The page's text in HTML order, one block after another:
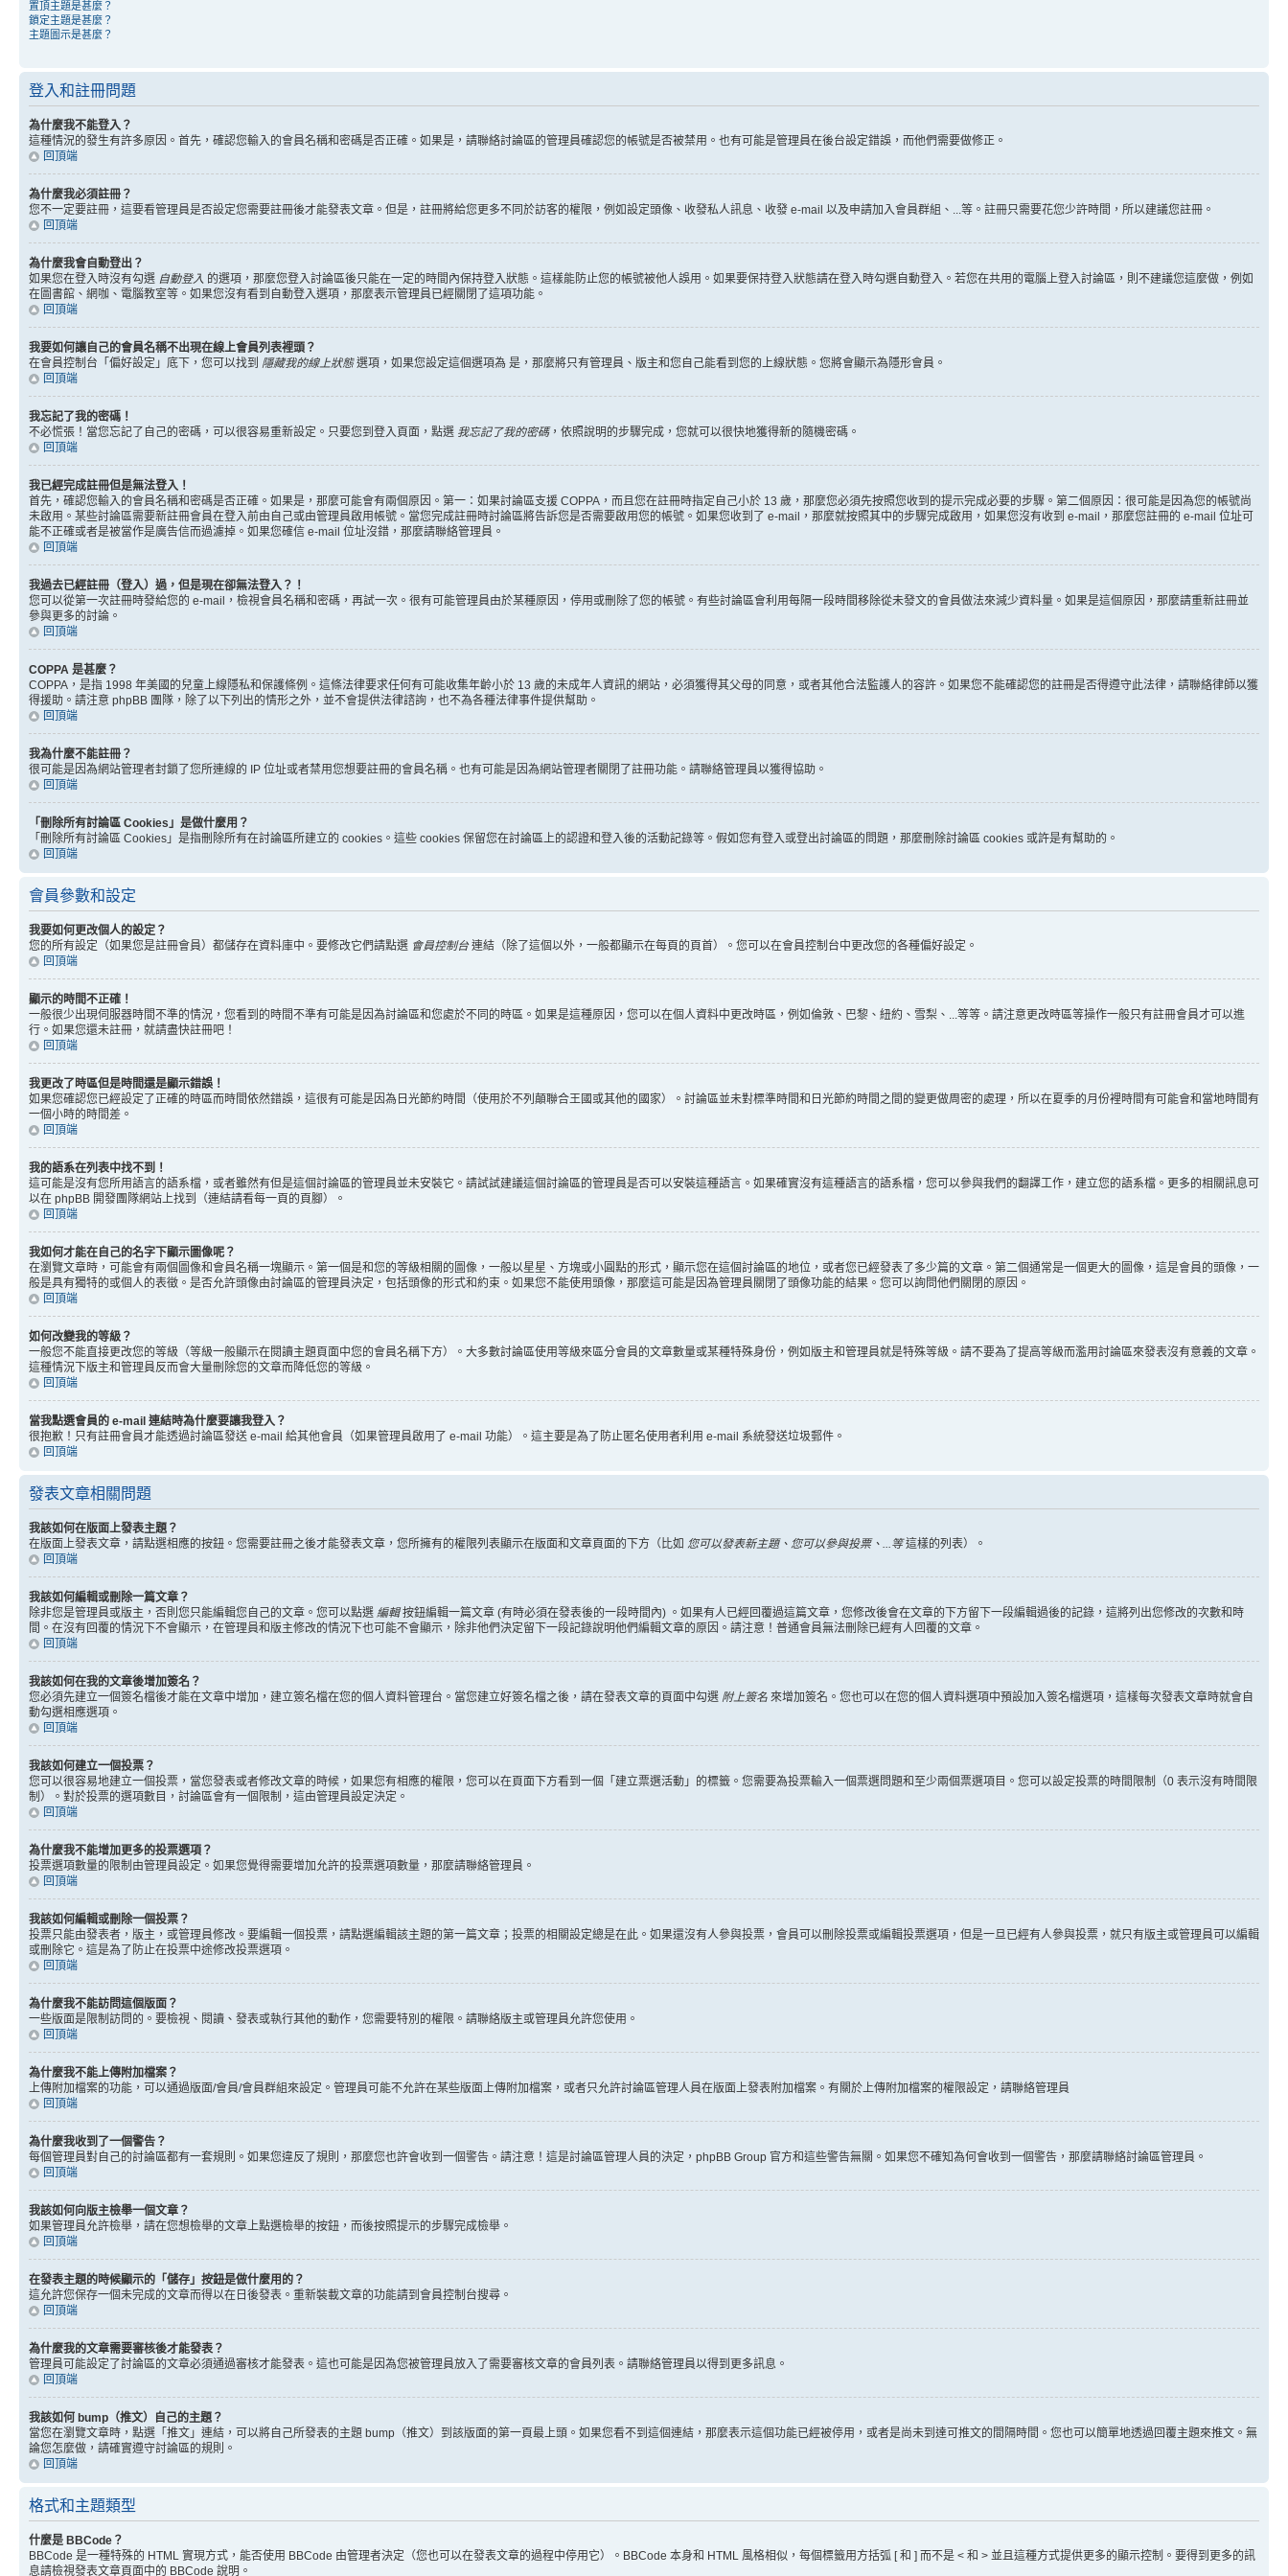
置頂主題是甚麼？
鎖定主題是甚麼？
主題圖示是甚麼？
登入和註冊問題
為什麼我不能登入？
這種情況的發生有許多原因。首先，確認您輸入的會員名稱和密碼是否正確。如果是，請聯絡討論區的管理員確認您的帳號是否被禁用。也有可能是管理員在後台設定錯誤，而他們需要做修正。
回頂端
為什麼我必須註冊？
您不一定要註冊，這要看管理員是否設定您需要註冊後才能發表文章。但是，註冊將給您更多不同於訪客的權限，例如設定頭像、收發私人訊息、收發 e-mail 以及申請加入會員群組、...等。註冊只需要花您少許時間，所以建議您註冊。
回頂端
為什麼我會自動登出？
如果您在登入時沒有勾選 自動登入 的選項，那麼您登入討論區後只能在一定的時間內保持登入狀態。這樣能防止您的帳號被他人誤用。如果要保持登入狀態請在登入時勾選自動登入。若您在共用的電腦上登入討論區，則不建議您這麼做，例如
在圖書館、網咖、電腦教室等。如果您沒有看到自動登入選項，那麼表示管理員已經關閉了這項功能。
回頂端
我要如何讓自己的會員名稱不出現在線上會員列表裡頭？
在會員控制台「偏好設定」底下，您可以找到 隱藏我的線上狀態選項，如果您設定這個選項為 是 ，那麼將只有管理員、版主和您自己能看到您的上線狀態。您將會顯示為隱形會員。
回頂端
我忘記了我的密碼！
不必慌張！當您忘記了自己的密碼，可以很容易重新設定。只要您到登入頁面，點選 我忘記了我的密碼，依照說明的步驟完成，您就可以很快地獲得新的隨機密碼。
回頂端
我已經完成註冊但是無法登入！
首先，確認您輸入的會員名稱和密碼是否正確。如果是，那麼可能會有兩個原因。第一：如果討論區支援 COPPA，而且您在註冊時指定自己小於 13 歲，那麼您必須先按照您收到的提示完成必要的步驟。第二個原因：很可能是因為您的帳號尚
未啟用。某些討論區需要新註冊會員在登入前由自己或由管理員啟用帳號。當您完成註冊時討論區將告訴您是否需要啟用您的帳號。如果您收到了 e-mail，那麼就按照其中的步驟完成啟用，如果您沒有收到 e-mail，那麼您註冊的 e-mail 位址可
能不正確或者是被當作是廣告信而過濾掉。如果您確信 e-mail 位址沒錯，那麼請聯絡管理員。
回頂端
我過去已經註冊（登入）過，但是現在卻無法登入？！
您可以從第一次註冊時發給您的 e-mail，檢視會員名稱和密碼，再試一次。很有可能管理員由於某種原因，停用或刪除了您的帳號。有些討論區會利用每隔一段時間移除從未發文的會員做法來減少資料量。如果是這個原因，那麼請重新註冊並
參與更多的討論。
回頂端
COPPA 是甚麼？
COPPA，是指 1998 年美國的兒童上線隱私和保護條例。這條法律要求任何有可能收集年齡小於 13 歲的未成年人資訊的網站，必須獲得其父母的同意，或者其他合法監護人的容許。如果您不能確認您的註冊是否得遵守此法律，請聯絡律師以獲
得援助。請注意 phpBB 團隊，除了以下列出的情形之外，並不會提供法律諮詢，也不為各種法律事件提供幫助。
回頂端
我為什麼不能註冊？
很可能是因為網站管理者封鎖了您所連線的 IP 位址或者禁用您想要註冊的會員名稱。也有可能是因為網站管理者關閉了註冊功能。請聯絡管理員以獲得協助。
回頂端
「刪除所有討論區 Cookies」是做什麼用？
「刪除所有討論區 Cookies」是指刪除所有在討論區所建立的 cookies。這些 cookies 保留您在討論區上的認證和登入後的活動記錄等。假如您有登入或登出討論區的問題，那麼刪除討論區 cookies 或許是有幫助的。
回頂端
會員參數和設定
我要如何更改個人的設定？
您的所有設定（如果您是註冊會員）都儲存在資料庫中。要修改它們請點選 會員控制台連結（除了這個以外，一般都顯示在每頁的頁首）。您可以在會員控制台中更改您的各種偏好設定。
回頂端
顯示的時間不正確！
一般很少出現伺服器時間不準的情況，您看到的時間不準有可能是因為討論區和您處於不同的時區。如果是這種原因，您可以在個人資料中更改時區，例如倫敦、巴黎、紐約、雪梨、...等等。請注意更改時區等操作一般只有註冊會員才可以進
行。如果您還未註冊，就請盡快註冊吧！
回頂端
我更改了時區但是時間還是顯示錯誤！
如果您確認您已經設定了正確的時區而時間依然錯誤，這很有可能是因為日光節約時間（使用於不列顛聯合王國或其他的國家）。討論區並未對標準時間和日光節約時間之間的變更做周密的處理，所以在夏季的月份裡時間有可能會和當地時間有
一個小時的時間差。
回頂端
我的語系在列表中找不到！
這可能是沒有您所用語言的語系檔，或者雖然有但是這個討論區的管理員並未安裝它。請試試建議這個討論區的管理員是否可以安裝這種語言。如果確實沒有這種語言的語系檔，您可以參與我們的翻譯工作，建立您的語系檔。更多的相關訊息可
以在 phpBB 開發團隊網站上找到（連結請看每一頁的頁腳）。
回頂端
我如何才能在自己的名字下顯示圖像呢？
在瀏覽文章時，可能會有兩個圖像和會員名稱一塊顯示。第一個是和您的等級相關的圖像，一般以星星、方塊或小圓點的形式，顯示您在這個討論區的地位，或者您已經發表了多少篇的文章。第二個通常是一個更大的圖像，這是會員的頭像，一
般是具有獨特的或個人的表徵。是否允許頭像由討論區的管理員決定，包括頭像的形式和約束。如果您不能使用頭像，那麼這可能是因為管理員關閉了頭像功能的結果。您可以詢問他們關閉的原因。
回頂端
如何改變我的等級？
一般您不能直接更改您的等級（等級一般顯示在閱讀主題頁面中您的會員名稱下方）。大多數討論區使用等級來區分會員的文章數量或某種特殊身份，例如版主和管理員就是特殊等級。請不要為了提高等級而濫用討論區來發表沒有意義的文章。
這種情況下版主和管理員反而會大量刪除您的文章而降低您的等級。
回頂端
當我點選會員的 e-mail 連結時為什麼要讓我登入？
很抱歉！只有註冊會員才能透過討論區發送 e-mail 給其他會員（如果管理員啟用了 e-mail 功能）。這主要是為了防止匿名使用者利用 e-mail 系統發送垃圾郵件。
回頂端
發表文章相關問題
我該如何在版面上發表主題？
在版面上發表文章，請點選相應的按鈕。您需要註冊之後才能發表文章，您所擁有的權限列表顯示在版面和文章頁面的下方（比如 您可以發表新主題、您可以參與投票、...等這樣的列表）。
回頂端
我該如何編輯或刪除一篇文章？
除非您是管理員或版主，否則您只能編輯您自己的文章。您可以點選 編輯按鈕編輯一篇文章 (有時必須在發表後的一段時間內) 。如果有人已經回覆過這篇文章，您修改後會在文章的下方留下一段編輯過後的記錄，這將列出您修改的次數和時
間。在沒有回覆的情況下不會顯示，在管理員和版主修改的情況下也可能不會顯示，除非他們決定留下一段記錄說明他們編輯文章的原因。請注意！普通會員無法刪除已經有人回覆的文章。
回頂端
我該如何在我的文章後增加簽名？
您必須先建立一個簽名檔後才能在文章中增加，建立簽名檔在您的個人資料管理台。當您建立好簽名檔之後，請在發表文章的頁面中勾選 附上簽名 來增加簽名。您也可以在您的個人資料選項中預設加入簽名檔選項，這樣每次發表文章時就會自
動勾選相應選項。
回頂端
我該如何建立一個投票？
您可以很容易地建立一個投票，當您發表或者修改文章的時候，如果您有相應的權限，您可以在頁面下方看到一個「建立票選活動」的標籤。您需要為投票輸入一個票選問題和至少兩個票選項目。您可以設定投票的時間限制（0 表示沒有時間限
制）。對於投票的選項數目，討論區會有一個限制，這由管理員設定決定。
回頂端
為什麼我不能增加更多的投票選項？
投票選項數量的限制由管理員設定。如果您覺得需要增加允許的投票選項數量，那麼請聯絡管理員。
回頂端
我該如何編輯或刪除一個投票？
投票只能由發表者，版主，或管理員修改。要編輯一個投票，請點選編輯該主題的第一篇文章；投票的相關設定總是在此。如果還沒有人參與投票，會員可以刪除投票或編輯投票選項，但是一旦已經有人參與投票，就只有版主或管理員可以編輯
或刪除它。這是為了防止在投票中途修改投票選項。
回頂端
為什麼我不能訪問這個版面？
一些版面是限制訪問的。要檢視、閱讀、發表或執行其他的動作，您需要特別的權限。請聯絡版主或管理員允許您使用。
回頂端
為什麼我不能上傳附加檔案？
上傳附加檔案的功能，可以通過版面/會員/會員群組來設定。管理員可能不允許在某些版面上傳附加檔案，或者只允許討論區管理人員在版面上發表附加檔案。有關於上傳附加檔案的權限設定，請聯絡管理員
回頂端
為什麼我收到了一個警告？
每個管理員對自己的討論區都有一套規則。如果您違反了規則，那麼您也許會收到一個警告。請注意！這是討論區管理人員的決定，phpBB Group 官方和這些警告無關。如果您不確知為何會收到一個警告，那麼請聯絡討論區管理員。
回頂端
我該如何向版主檢舉一個文章？
如果管理員允許檢舉，請在您想檢舉的文章上點選檢舉的按鈕，而後按照提示的步驟完成檢舉。
回頂端
在發表主題的時候顯示的「儲存」按鈕是做什麼用的？
這允許您保存一個未完成的文章而得以在日後發表。重新裝載文章的功能請到會員控制台搜尋。
回頂端
為什麼我的文章需要審核後才能發表？
管理員可能設定了討論區的文章必須通過審核才能發表。這也可能是因為您被管理員放入了需要審核文章的會員列表。請聯絡管理員以得到更多訊息。
回頂端
我該如何 bump（推文）自己的主題？
當您在瀏覽文章時，點選「推文」連結，可以將自己所發表的主題 bump（推文）到該版面的第一頁最上頭。如果您看不到這個連結，那麼表示這個功能已經被停用，或者是尚未到達可推文的間隔時間。您也可以簡單地透過回覆主題來推文。無
論您怎麼做，請確實遵守討論區的規則。
回頂端
格式和主題類型
什麼是 BBCode？
BBCode 是一種特殊的 HTML 實現方式，能否使用 BBCode 由管理者決定（您也可以在發表文章的過程中停用它）。BBCode 本身和 HTML 風格相似，每個標籤用方括弧 [ 和 ] 而不是 < 和 > 並且這種方式提供更多的顯示控制。要得到更多的訊
息請檢視發表文章頁面中的 BBCode 說明。